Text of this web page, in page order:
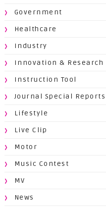
Government
Healthcare
Industry
Innovation & Research
Instruction Tool
Journal Special Reports
Lifestyle
Live Clip
Motor
Music Contest
MV
News